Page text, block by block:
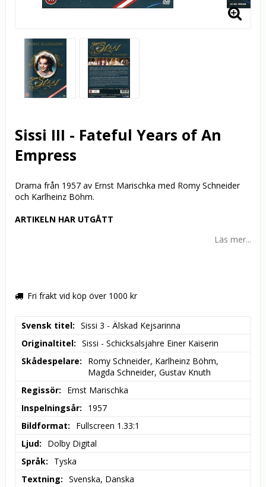
Sissi III - Fateful Years of An
Empress
Drama från 1957 av Ernst Marischka med Romy Schneider
och Karlheinz Böhm.
ARTIKELN HAR UTGÅTT
Läs mer...
Fri frakt vid köp över 1000 kr
Svensk titel
Sissi 3 - Älskad Kejsarinna
Originaltitel
Sissi - Schicksalsjahre Einer Kaiserin
Skådespelare
Romy Schneider, Karlheinz Böhm,
Magda Schneider, Gustav Knuth
Regissör
Ernst Marischka
Inspelningsår
1957
Bildformat
Fullscreen 1.33:1
Ljud
Dolby Digital
Språk
Tyska
Textning
Svenska, Danska